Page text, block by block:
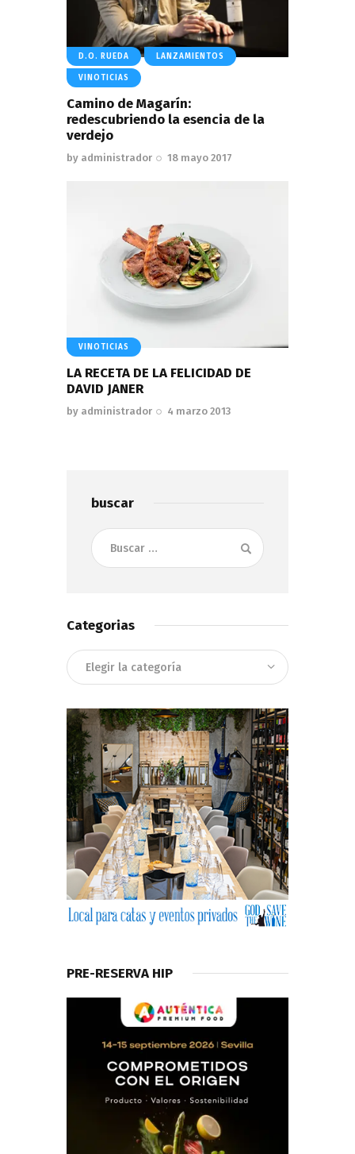
D.O. RUEDA LANZAMIENTOS
VINOTICIAS
Camino de Magarín:
redescubriendo la esencia de la
verdejo
by administrador 18 mayo 2017
VINOTICIAS
LA RECETA DE LA FELICIDAD DE
DAVID JANER
by administrador 4 marzo 2013
buscar
Buscar:
Categorias
Categorias
PRE-RESERVA HIP